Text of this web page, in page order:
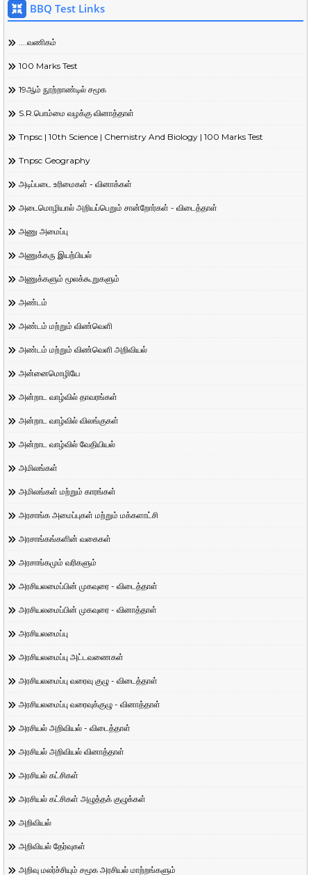
BBQ Test Links
....வணிகம்
100 Marks Test
19ஆம் நூற்றாண்டில் சமூக
S.R.பொம்மை வழக்கு வினாத்தாள்
Tnpsc | 10th Science | Chemistry And Biology | 100 Marks Test
Tnpsc Geography
அடிப்படை உரிமைகள் - வினாக்கள்
அடைமொழியால் அறியப்பெறும் சான்றோர்கள் - விடைத்தாள்
அணு அமைப்பு
அணுக்கரு இயற்பியல்
அணுக்களும் மூலக்கூறுகளும்
அண்டம்
அண்டம் மற்றும் விண்வெளி
அண்டம் மற்றும் விண்வெளி அறிவியல்
அன்னைமொழியே
அன்றாட வாழ்வில் தாவரங்கள்
அன்றாட வாழ்வில் விலங்குகள்
அன்றாட வாழ்வில் வேதியியல்
அமிலங்கள்
அமிலங்கள் மற்றும் காரங்கள்
அரசாங்க அமைப்புகள் மற்றும் மக்களாட்சி
அரசாங்கங்களின் வகைகள்
அரசாங்கமும் வரிகளும்
அரசியலமைப்பின் முகவுரை - விடைத்தாள்
அரசியலமைப்பின் முகவுரை - வினாத்தாள்
அரசியலமைப்பு
அரசியலமைப்பு அட்டவணைகள்
அரசியலமைப்பு வரைவு குழு - விடைத்தாள்
அரசியலமைப்பு வரைவுக்குழு - வினாத்தாள்
அரசியல் அறிவியல் - விடைத்தாள்
அரசியல் அறிவியல் வினாத்தாள்
அரசியல் கட்சிகள்
அரசியல் கட்சிகள் அழுத்தக் குழுக்கள்
அறிவியல்
அறிவியல் தேர்வுகள்
அறிவு மலர்ச்சியும் சமூக அரசியல் மாற்றங்களும்